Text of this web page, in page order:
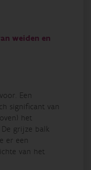
weiden en
Een
significant van
het
grijze balk
er een
van het